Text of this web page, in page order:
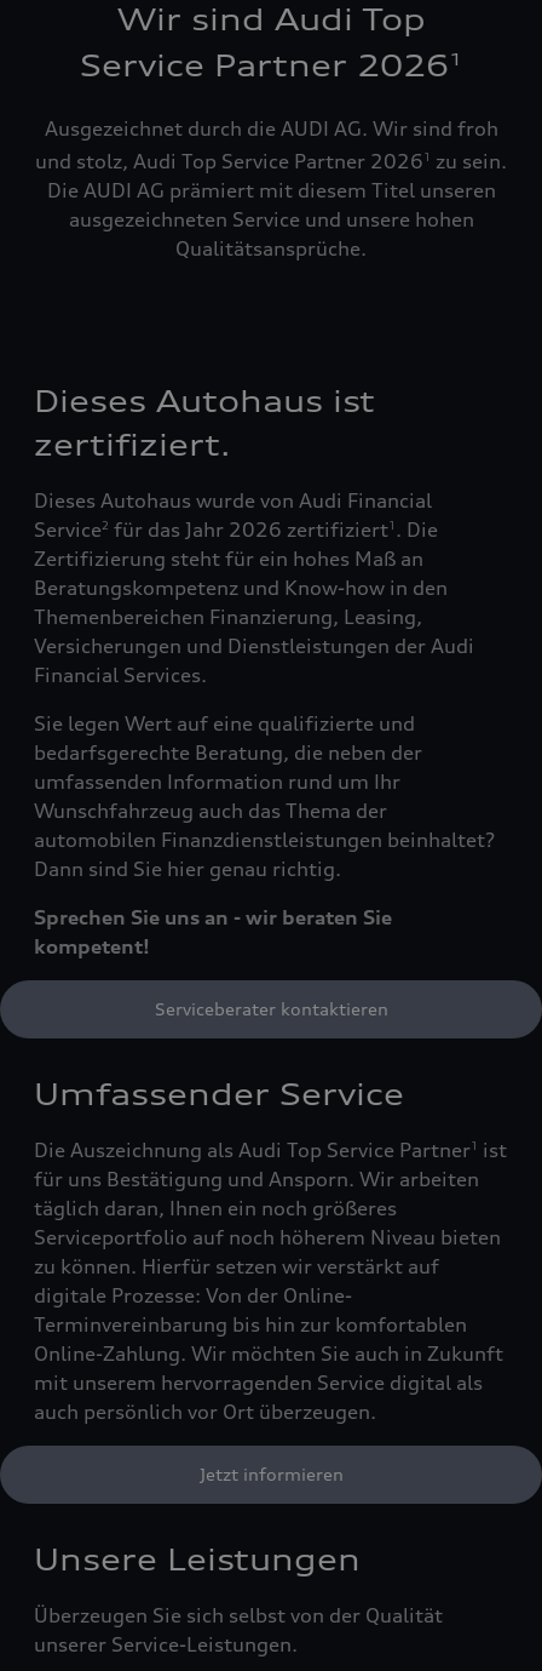
Wir sind Audi Top
Service Partner 20261
Ausgezeichnet durch die AUDI AG. Wir sind froh
und stolz, Audi Top Service Partner 20261
zu sein.
Die AUDI AG prämiert mit diesem Titel unseren
ausgezeichneten Service und unsere hohen
Qualitätsansprüche.
Dieses Autohaus ist
zertifiziert.
Dieses Autohaus wurde von Audi Financial
Service2 für das Jahr 2026 zertifiziert1 . Die
Zertifizierung steht für ein hohes Maß an
Beratungskompetenz und Know-how in den
Themenbereichen Finanzierung, Leasing,
Versicherungen und Dienstleistungen der Audi
Financial Services.
Sie legen Wert auf eine qualifizierte und
bedarfsgerechte Beratung, die neben der
umfassenden Information rund um Ihr
Wunschfahrzeug auch das Thema der
automobilen Finanzdienstleistungen beinhaltet?
Dann sind Sie hier genau richtig.
Sprechen Sie uns an - wir beraten Sie
kompetent!
Serviceberater kontaktieren
Umfassender Service
Die Auszeichnung als Audi Top Service Partner1
ist
für uns Bestätigung und Ansporn. Wir arbeiten
täglich daran, Ihnen ein noch größeres
Serviceportfolio auf noch höherem Niveau bieten
zu können. Hierfür setzen wir verstärkt auf
digitale Prozesse: Von der Online-
Terminvereinbarung bis hin zur komfortablen
Online-Zahlung. Wir möchten Sie auch in Zukunft
mit unserem hervorragenden Service digital als
auch persönlich vor Ort überzeugen.
Jetzt informieren
Unsere Leistungen
Überzeugen Sie sich selbst von der Qualität
unserer Service-Leistungen.